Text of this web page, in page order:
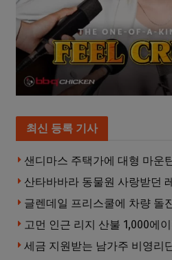
최신 등록 기사
글렌데일 프리스쿨에 차량 돌